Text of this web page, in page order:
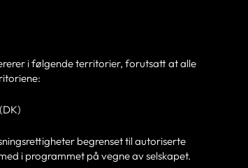
i følgende territorier, forutsatt at alle
begrenset til autoriserte
i programmet på vegne av selskapet.